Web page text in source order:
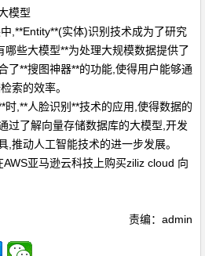
模型
,**Entity**(实体)识别技术成为了研究
哪些大模型**为处理大规模数据提供了
了**搜图神器**的功能,使得用户能够通
索的效率。
时,**人脸识别 **技术的应用,使得数据的
过了解向量存储数据库的大模型,开发
,推动人工智能技术的进一步发展。
亚马逊云科技上购买ziliz cloud 向
责编：admin